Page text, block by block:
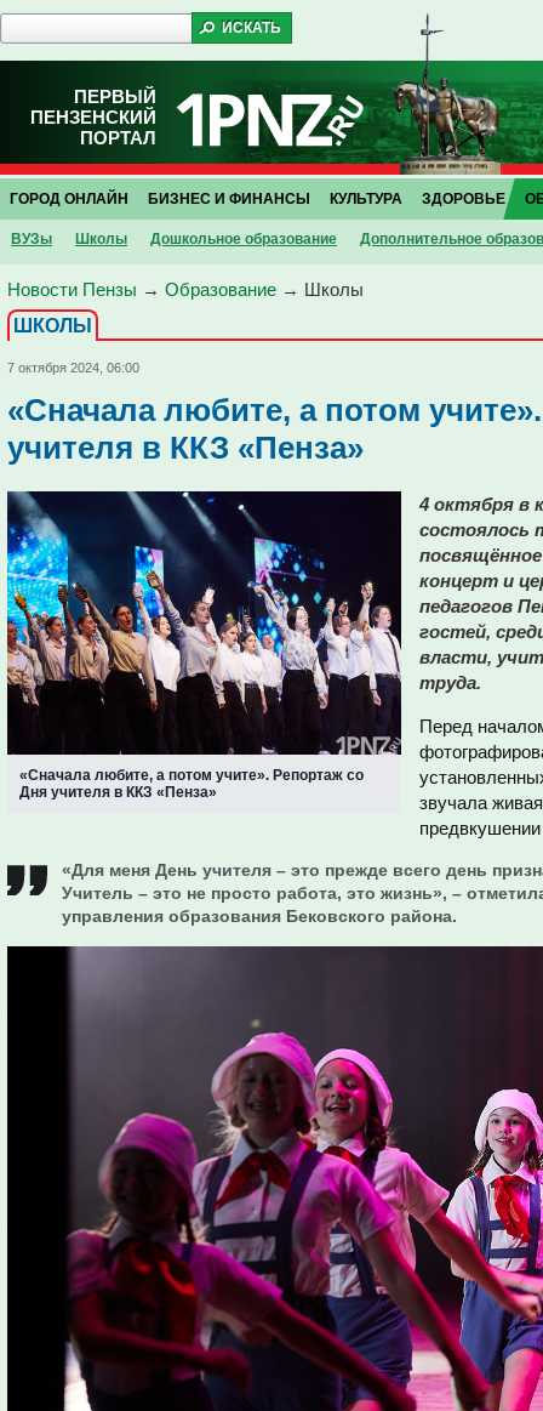
ПЕРВЫЙ
ПЕНЗЕНСКИЙ
ПОРТАЛ
ГОРОД ОНЛАЙН БИЗНЕС И ФИНАНСЫ КУЛЬТУРА ЗДОРОВЬЕ
ВУЗы Школы Дошкольное образование Дополнительное
Новости Пензы → Образование → Школы
ШКОЛЫ
7 октября 2024, 06:00
«Сначала любите, а потом
учителя в ККЗ «Пенза»
«Сначала любите, а потом учите». Репортаж со
Дня учителя в ККЗ «Пенза»
4 октября в
состоялось
концерт и
педагогов
гостей,
власти,
труда.
Перед
звучала
«Для меня День учителя – это прежде всего день
Учитель – это не просто работа, это жизнь», –
управления образования Бековского района.